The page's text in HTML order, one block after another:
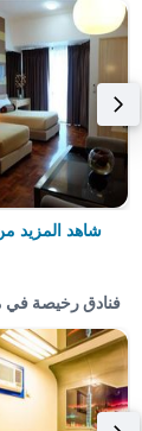
شاهد المزيد
فنادق رخيصة في